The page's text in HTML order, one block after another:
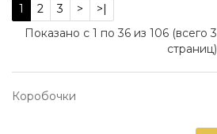
1 2 3 >
>|
Показано с 1 по 36 из 106 (всего 3
страниц)
Коробочки